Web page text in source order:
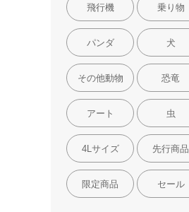
飛行機 乗り物
パンダ 犬
その他動物 恐竜
アート 虫
4Lサイズ 先行商品
限定商品 セール